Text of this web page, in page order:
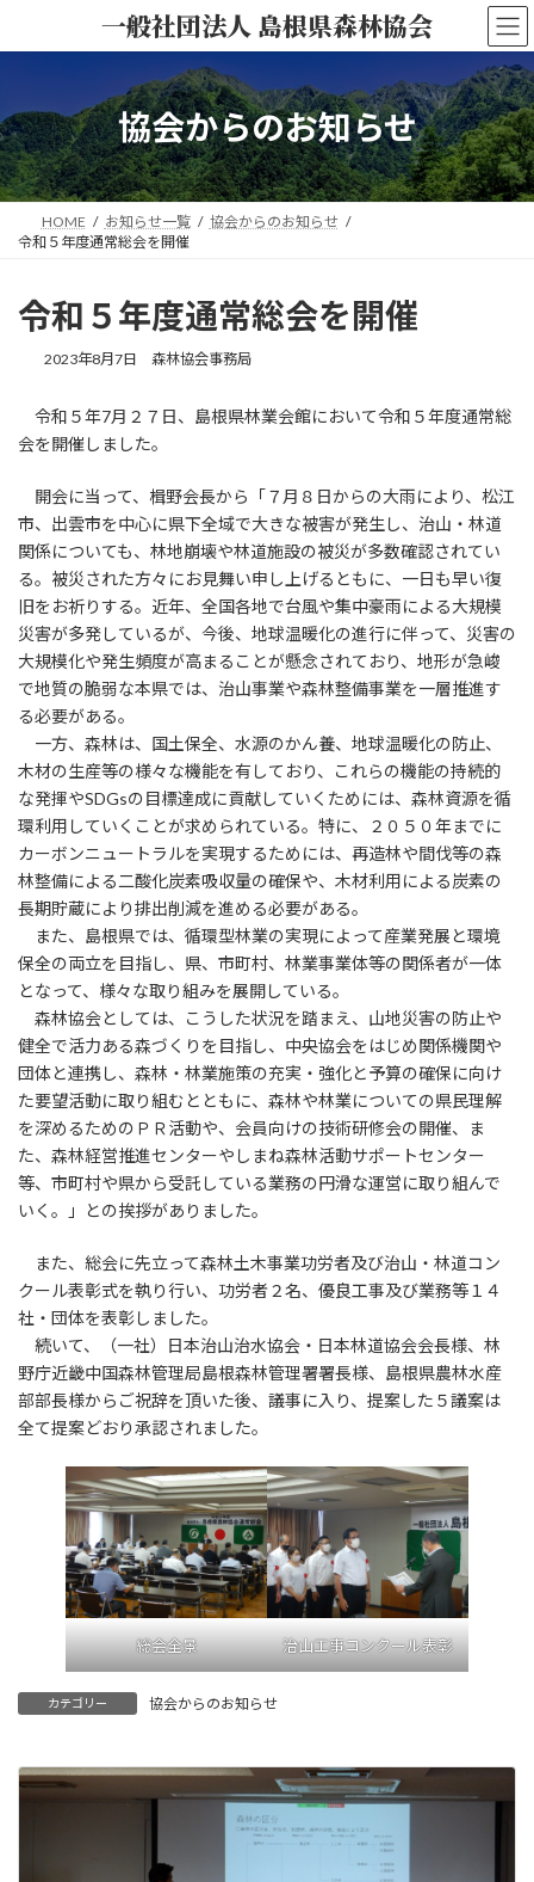
へ
ス
キ
ッ
ョ
ン
に
移
一般社団法人 島根県森林協会
協会からのお知らせ
HOME お知らせ一覧
協会からのお知らせ
令和５年度通常総会を開催
令和５年度通常総会を開催
2023年8月7日 森林協会事務局
令和５年7月２７日、島根県林業会館において令和５年度通常総
会を開催しました。
開会に当って、楫野会長から「７月８日からの大雨により、松江
市、出雲市を中心に県下全域で大きな被害が発生し、治山・林道
関係についても、林地崩壊や林道施設の被災が多数確認されてい
る。被災された方々にお見舞い申し上げるともに、一日も早い復
旧をお祈りする。近年、全国各地で台風や集中豪雨による大規模
災害が多発しているが、今後、地球温暖化の進行に伴って、災害の
大規模化や発生頻度が高まることが懸念されており、地形が急峻
で地質の脆弱な本県では、治山事業や森林整備事業を一層推進す
る必要がある。
一方、森林は、国土保全、水源のかん養、地球温暖化の防止、
木材の生産等の様々な機能を有しており、これらの機能の持続的
な発揮やSDGsの目標達成に貢献していくためには、森林資源を循
環利用していくことが求められている。特に、２０５０年までに
カーボンニュートラルを実現するためには、再造林や間伐等の森
林整備による二酸化炭素吸収量の確保や、木材利用による炭素の
長期貯蔵により排出削減を進める必要がある。
また、島根県では、循環型林業の実現によって産業発展と環境
保全の両立を目指し、県、市町村、林業事業体等の関係者が一体
となって、様々な取り組みを展開している。
森林協会としては、こうした状況を踏まえ、山地災害の防止や
健全で活力ある森づくりを目指し、中央協会をはじめ関係機関や
団体と連携し、森林・林業施策の充実・強化と予算の確保に向け
た要望活動に取り組むとともに、森林や林業についての県民理解
を深めるためのＰＲ活動や、会員向けの技術研修会の開催、ま
た、森林経営推進センターやしまね森林活動サポートセンター
等、市町村や県から受託している業務の円滑な運営に取り組んで
いく。」との挨拶がありました。
また、総会に先立って森林土木事業功労者及び治山・林道コン
クール表彰式を執り行い、功労者２名、優良工事及び業務等１４
社・団体を表彰しました。
続いて、（一社）日本治山治水協会・日本林道協会会長様、林
野庁近畿中国森林管理局島根森林管理署署長様、島根県農林水産
部部長様からご祝辞を頂いた後、議事に入り、提案した５議案は
全て提案どおり承認されました。
総会全景 治山工事コンクール表彰
カテゴリー 協会からのお知らせ